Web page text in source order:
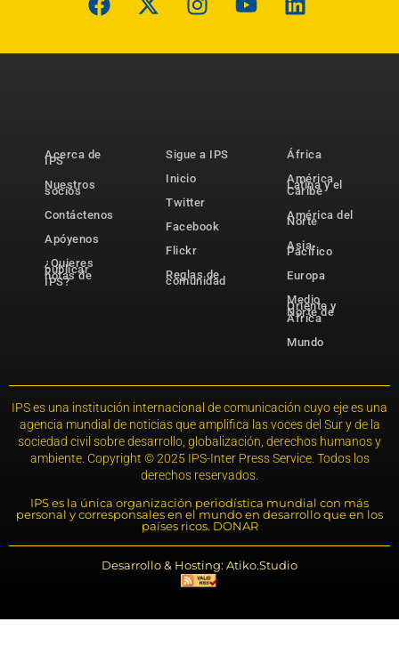
Acerca de
IPS
Nuestros
socios
Contáctenos
Apóyenos
¿Quieres
publicar
notas de
IPS?
Sigue a IPS
Inicio
Twitter
Facebook
Flickr
Reglas de
comunidad
África
América
Latina y el
Caribe
América del
Norte
Asia-
Pacífico
Europa
Medio
Oriente y
Norte de
África
Mundo
IPS es una institución internacional de comunicación cuyo eje es una
agencia mundial de noticias que amplifica las voces del Sur y de la
sociedad civil sobre desarrollo, globalización, derechos humanos y
ambiente. Copyright © 2025 IPS-Inter Press Service. Todos los
derechos reservados.
IPS es la única organización periodística mundial con más
personal y corresponsales en el mundo en desarrollo que en los
países ricos. DONAR
Desarrollo & Hosting: Atiko.Studio